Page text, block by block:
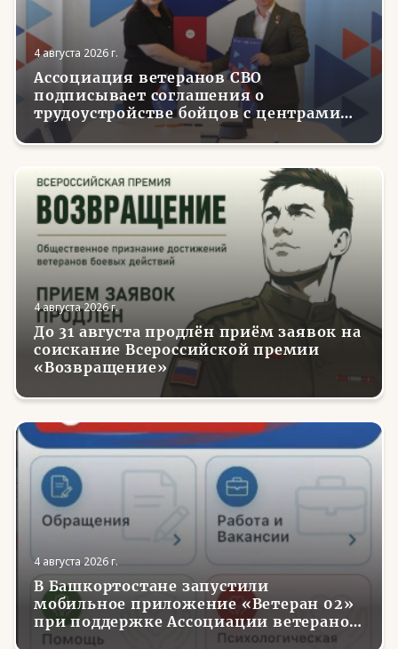
4 августа 2026 г.
Ассоциация ветеранов СВО
подписывает соглашения о
трудоустройстве бойцов с центрами
занятости в регионах России
4 августа 2026 г.
До 31 августа продлён приём заявок на
соискание Всероссийской премии
«Возвращение»
4 августа 2026 г.
В Башкортостане запустили
мобильное приложение «Ветеран 02»
при поддержке Ассоциации ветеранов
СВО